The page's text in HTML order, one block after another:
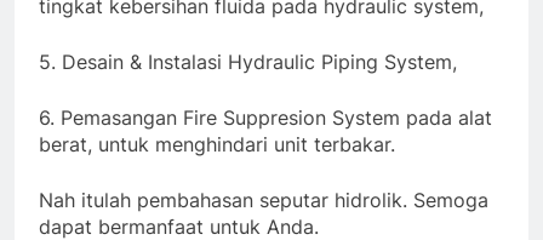
tingkat kebersihan fluida pada hydraulic system,
5. Desain & Instalasi Hydraulic Piping System,
6. Pemasangan Fire Suppresion System pada alat
berat, untuk menghindari unit terbakar.
Nah itulah pembahasan seputar hidrolik. Semoga
dapat bermanfaat untuk Anda.